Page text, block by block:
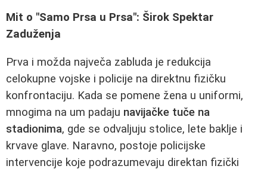
Mit o "Samo Prsa u Prsa": Širok Spektar
Zaduženja
Prva i možda največa zabluda je redukcija
celokupne vojske i policije na direktnu fizičku
konfrontaciju. Kada se pomene žena u uniformi,
mnogima na um padaju navijačke tuče na
stadionima, gde se odvaljuju stolice, lete baklje i
krvave glave. Naravno, postoje policijske
intervencije koje podrazumevaju direktan fizički